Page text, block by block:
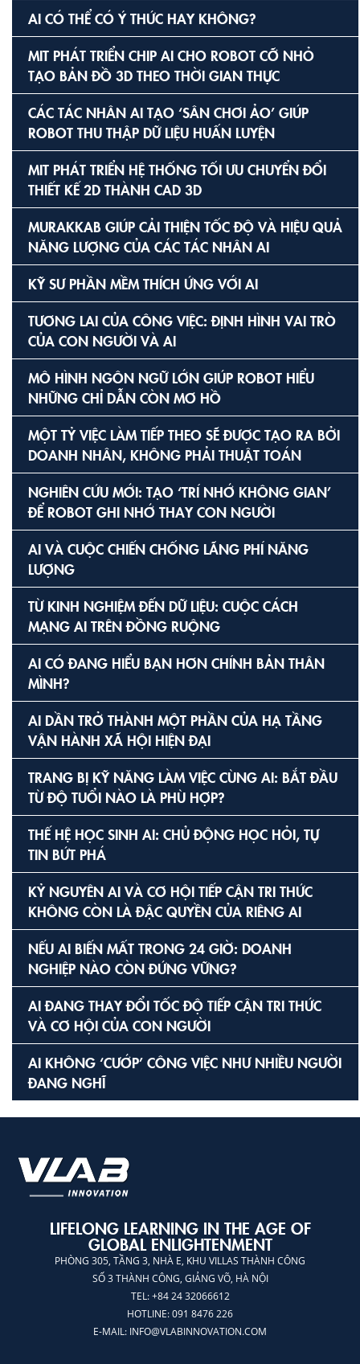
AI CÓ THỂ CÓ Ý THỨC HAY KHÔNG?
MIT PHÁT TRIỂN CHIP AI CHO ROBOT CỠ NHỎ
TẠO BẢN ĐỒ 3D THEO THỜI GIAN THỰC
CÁC TÁC NHÂN AI TẠO ‘SÂN CHƠI ẢO’ GIÚP
ROBOT THU THẬP DỮ LIỆU HUẤN LUYỆN
MIT PHÁT TRIỂN HỆ THỐNG TỐI ƯU CHUYỂN ĐỔI
THIẾT KẾ 2D THÀNH CAD 3D
MURAKKAB GIÚP CẢI THIỆN TỐC ĐỘ VÀ HIỆU QUẢ
NĂNG LƯỢNG CỦA CÁC TÁC NHÂN AI
KỸ SƯ PHẦN MỀM THÍCH ỨNG VỚI AI
TƯƠNG LAI CỦA CÔNG VIỆC: ĐỊNH HÌNH VAI TRÒ
CỦA CON NGƯỜI VÀ AI
MÔ HÌNH NGÔN NGỮ LỚN GIÚP ROBOT HIỂU
NHỮNG CHỈ DẪN CÒN MƠ HỒ
MỘT TỶ VIỆC LÀM TIẾP THEO SẼ ĐƯỢC TẠO RA BỞI
DOANH NHÂN, KHÔNG PHẢI THUẬT TOÁN
NGHIÊN CỨU MỚI: TẠO ‘TRÍ NHỚ KHÔNG GIAN’
ĐỂ ROBOT GHI NHỚ THAY CON NGƯỜI
AI VÀ CUỘC CHIẾN CHỐNG LÃNG PHÍ NĂNG
LƯỢNG
TỪ KINH NGHIỆM ĐẾN DỮ LIỆU: CUỘC CÁCH
MẠNG AI TRÊN ĐỒNG RUỘNG
AI CÓ ĐANG HIỂU BẠN HƠN CHÍNH BẢN THÂN
MÌNH?
AI DẦN TRỞ THÀNH MỘT PHẦN CỦA HẠ TẦNG
VẬN HÀNH XÃ HỘI HIỆN ĐẠI
TRANG BỊ KỸ NĂNG LÀM VIỆC CÙNG AI: BẮT ĐẦU
TỪ ĐỘ TUỔI NÀO LÀ PHÙ HỢP?
THẾ HỆ HỌC SINH AI: CHỦ ĐỘNG HỌC HỎI, TỰ
TIN BỨT PHÁ
KỶ NGUYÊN AI VÀ CƠ HỘI TIẾP CẬN TRI THỨC
KHÔNG CÒN LÀ ĐẶC QUYỀN CỦA RIÊNG AI
NẾU AI BIẾN MẤT TRONG 24 GIỜ: DOANH
NGHIỆP NÀO CÒN ĐỨNG VỮNG?
AI ĐANG THAY ĐỔI TỐC ĐỘ TIẾP CẬN TRI THỨC
VÀ CƠ HỘI CỦA CON NGƯỜI
AI KHÔNG ‘CƯỚP’ CÔNG VIỆC NHƯ NHIỀU NGƯỜI
ĐANG NGHĨ
LIFELONG LEARNING IN THE AGE OF
GLOBAL ENLIGHTENMENT
PHÒNG 305, TẦNG 3, NHÀ E, KHU VILLAS THÀNH CÔNG
SỐ 3 THÀNH CÔNG, GIẢNG VÕ, HÀ NỘI
TEL: +84 24 32066612
HOTLINE: 091 8476 226
E-MAIL: INFO@VLABINNOVATION.COM